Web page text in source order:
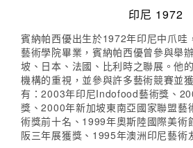
印尼 1972
賓納帕西優出生於1972年印尼中爪哇
藝術學院畢業，賓納帕西優曾參與舉
坡、日本、法國、比利時之聯展。他
機構的重視，並參與許多藝術競賽並
有：2003年印尼Indofood藝術獎、
獎、2000年新加坡東南亞國家聯盟藝
術獎前十名、1999年奧斯陸國際美術
阪三年展獲獎、1995年澳洲印尼藝術